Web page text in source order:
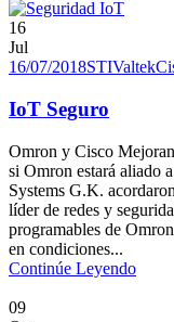
16
Jul
16/07/2018STIValtek
IoT Seguro
Omron y Cisco
si Omron estará aliado
Systems G.K.
líder de redes y
programables de
en condiciones...
Continúe Leyendo
09